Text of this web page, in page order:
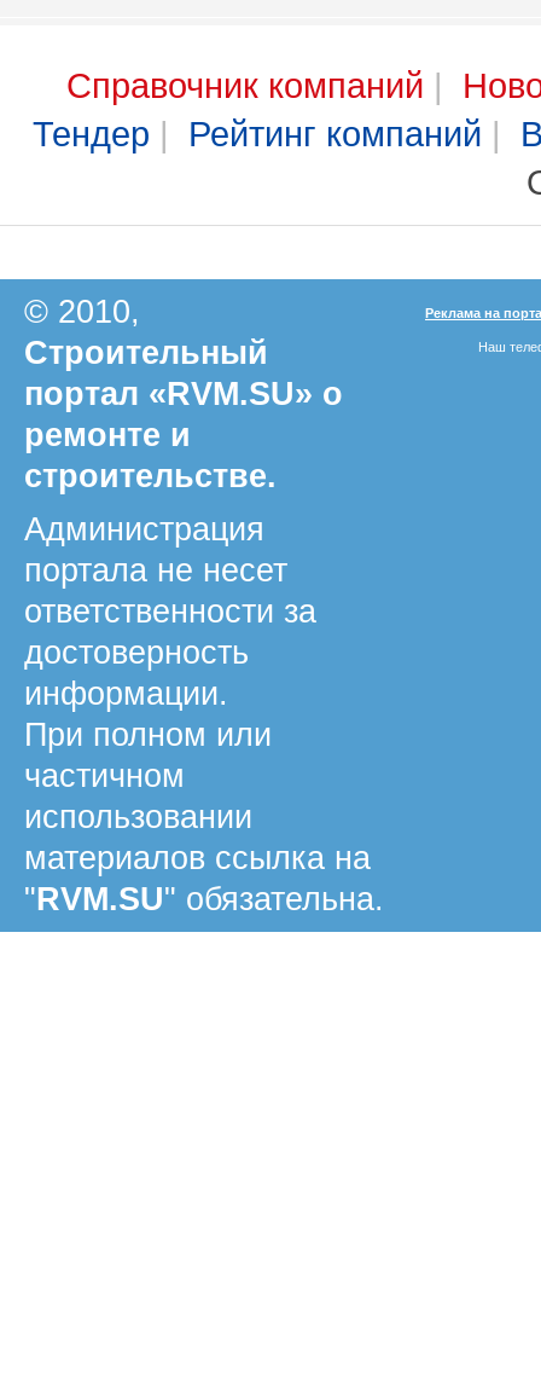
Справочник компаний |
Тендер | Рейтинг компаний |
© 2010,
Строительный
портал «RVM.SU» о
ремонте и
строительстве.
Администрация
портала не несет
ответственности за
достоверность
информации.
При полном или
частичном
использовании
материалов ссылка на
"RVM.SU" обязательна.
Реклама на
Наш